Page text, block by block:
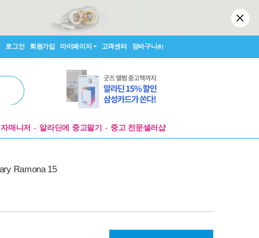
로그인 회원가입 마이페이지 고객센터 장바구니(0)
매니저 알라딘에 중고팔기 중고 전문셀러샵
Ramona 15